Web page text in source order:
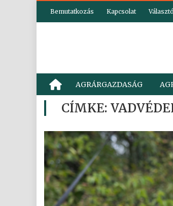
Bemutatkozás Kapcsolat
AGRÁRGAZDASÁG
CÍMKE: